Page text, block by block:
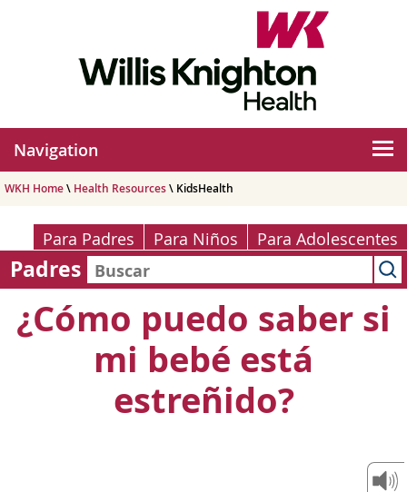
Navigation
WKH Home\ Health Resources\ KidsHealth
Para Padres Para Niños Para Adolescentes
Padres
¿Cómo puedo saber si
mi bebé está
estreñido?